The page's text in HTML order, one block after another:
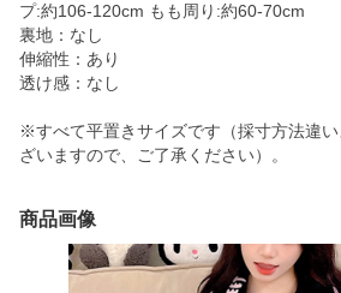
プ:約106-120cm もも周り:約60-70cm
裏地：なし
伸縮性：あり
透け感：なし
※すべて平置きサイズです（採寸方法違
ざいますので、ご了承ください）。
商品画像